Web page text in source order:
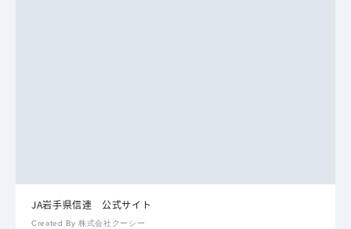
JA岩手県信連 公式サイト
Created By 株式会社クーシー